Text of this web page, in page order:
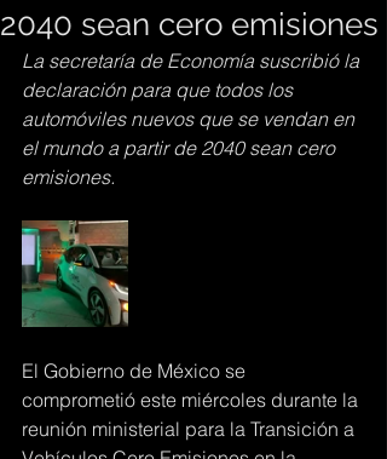
2040 sean cero emisiones
La secretaría de Economía suscribió la
declaración para que todos los
automóviles nuevos que se vendan en
el mundo a partir de 2040 sean cero
emisiones.
El Gobierno de México se
comprometió este miércoles durante la
reunión ministerial para la Transición a